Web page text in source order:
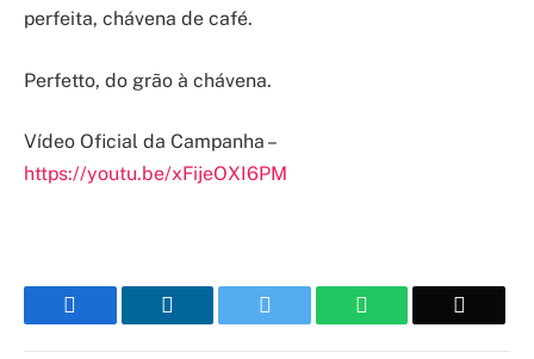
perfeita, chávena de café.
Perfetto, do grão à chávena.
Vídeo Oficial da Campanha –
https://youtu.be/xFijeOXI6PM
WhatsApp